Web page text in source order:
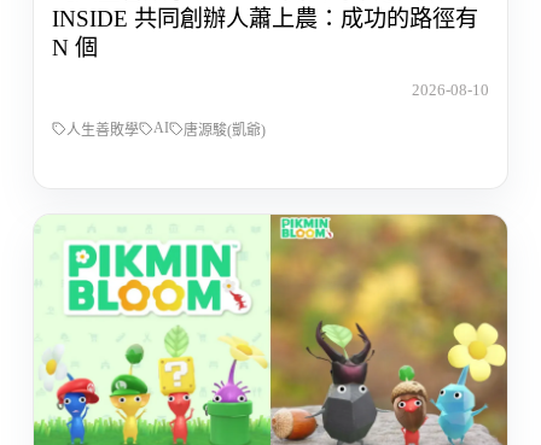
INSIDE 共同創辦人蕭上農：成功的路徑有
N 個
2026-08-10
人生善敗學 AI 唐源駿(凱爺)